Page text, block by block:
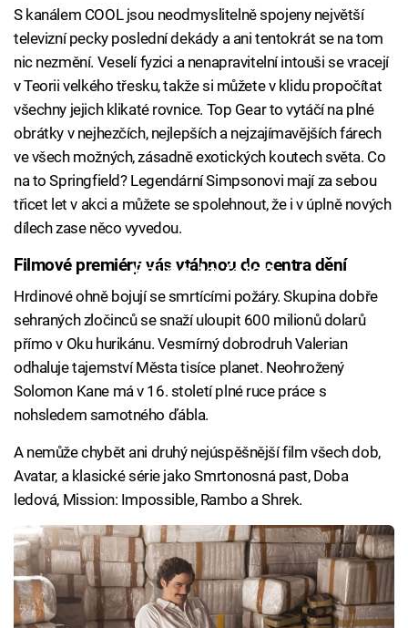
S kanálem COOL jsou neodmyslitelně spojeny největší
televizní pecky poslední dekády a ani tentokrát se na tom
nic nezmění. Veselí fyzici a nenapravitelní intouši se vracejí
v Teorii velkého třesku, takže si můžete v klidu propočítat
všechny jejich klikaté rovnice. Top Gear to vytáčí na plné
obrátky v nejhezčích, nejlepších a nejzajímavějších fárech
ve všech možných, zásadně exotických koutech světa. Co
na to Springfield? Legendární Simpsonovi mají za sebou
třicet let v akci a můžete se spolehnout, že i v úplně nových
dílech zase něco vyvedou.
Failed to fetch
Filmové premiéry vás vtáhnou do centra dění
Hrdinové ohně bojují se smrtícími požáry. Skupina dobře
sehraných zločinců se snaží uloupit 600 milionů dolarů
přímo v Oku hurikánu. Vesmírný dobrodruh Valerian
odhaluje tajemství Města tisíce planet. Neohrožený
Solomon Kane má v 16. století plné ruce práce s
nohsledem samotného ďábla.
A nemůže chybět ani druhý nejúspěšnější film všech dob,
Avatar, a klasické série jako Smrtonosná past, Doba
ledová, Mission: Impossible, Rambo a Shrek.